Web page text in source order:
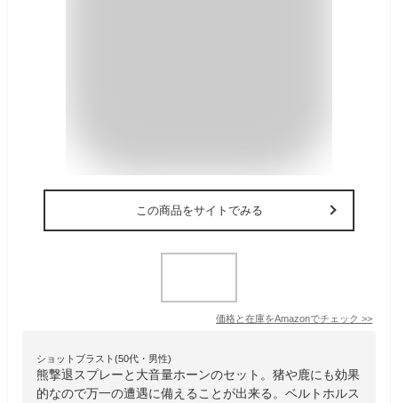
この商品をサイトでみる
価格と在庫をAmazonでチェック >>
ショットブラスト(50代・男性)
熊撃退スプレーと大音量ホーンのセット。猪や鹿にも効果
的なので万一の遭遇に備えることが出来る。ベルトホルス